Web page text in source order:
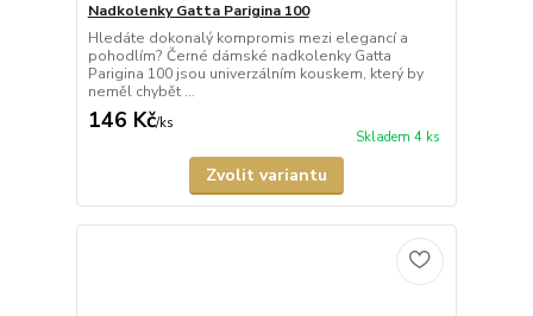
Nadkolenky Gatta Parigina 100
Hledáte dokonalý kompromis mezi elegancí a
pohodlím? Černé dámské nadkolenky Gatta
Parigina 100 jsou univerzálním kouskem, který by
neměl chybět ...
146 Kč/ks
Skladem 4 ks
Zvolit variantu